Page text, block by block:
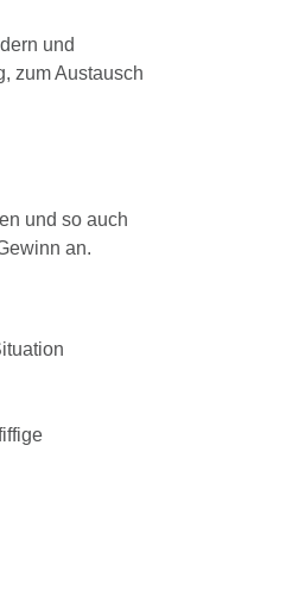
und
zum Austausch
und so auch
an.